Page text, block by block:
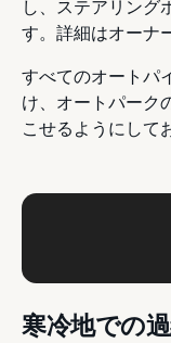
し、ステアリング
す。詳細はオーナ
すべてのオートパ
け、オートパーク
こせるようにして
寒冷地での